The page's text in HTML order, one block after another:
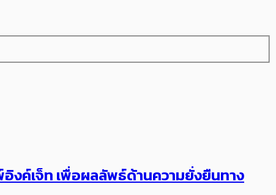
งค์เจ็ท เพื่อผลลัพธ์ด้านความยั่งยืนทาง